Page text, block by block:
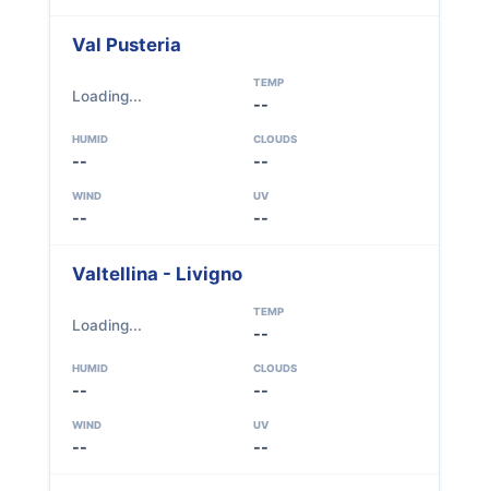
Val Pusteria
Loading...
TEMP
--
HUMID
--
CLOUDS
--
WIND
--
UV
--
Valtellina - Livigno
Loading...
TEMP
--
HUMID
--
CLOUDS
--
WIND
--
UV
--